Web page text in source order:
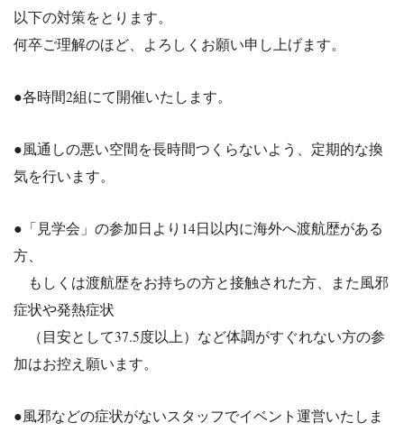
以下の対策をとります。
何卒ご理解のほど、よろ しくお願い申し上げます。
●各時間2組にて開催いたします。
●風通しの悪い空間を長時間つくらないよう、定期的な換
気を行います。
●「見学会」の参加日より14日以内に海外へ渡航歴がある
方、
もしくは渡航歴をお持ちの方と接触された方、また風邪
症状や発熱症状
（目安として37.5度以上）など体調がすぐれない方の参
加はお控え願います。
●風邪などの症状がないスタッフでイベント運営いたしま